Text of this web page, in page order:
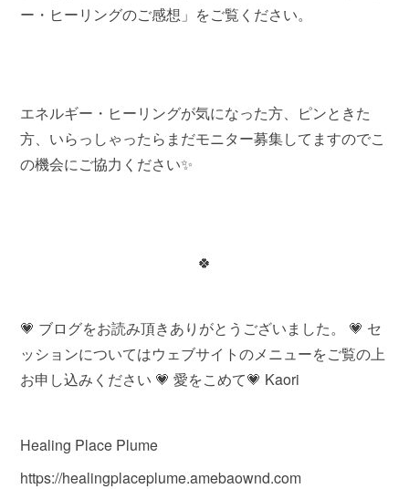
ー・ヒーリングのご感想」をご覧ください。
エネルギー・ヒーリングが気になった方、ピンときた
方、いらっしゃったらまだモニター募集してますのでこ
の機会にご協力ください✨
🍀
💗 ブログをお読み頂きありがとうございました。 💗 セ
ッションについてはウェブサイトのメニューをご覧の上
お申し込みください 💗 愛をこめて💗 Kaori
Healing Place Plume
https://healingplaceplume.amebaownd.com